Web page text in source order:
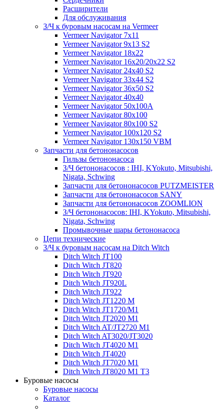
Расширители
Для обслуживания
З/Ч к буровым насосам на Vermeer
Vermeer Navigator 7x11
Vermeer Navigator 9x13 S2
Vermeer Navigator 18x22
Vermeer Navigator 16x20/20x22 S2
Vermeer Navigator 24x40 S2
Vermeer Navigator 33x44 S2
Vermeer Navigator 36x50 S2
Vermeer Navigator 40x40
Vermeer Navigator 50x100A
Vermeer Navigator 80x100
Vermeer Navigator 80x100 S2
Vermeer Navigator 100x120 S2
Vermeer Navigator 130x150 VBM
Запчасти для бетононасосов
Гильзы бетононасоса
З/Ч бетононасосов : IHI, KYokuto, Mitsubishi,
Nigata, Schwing
Запчасти для бетононасосов PUTZMEISTER
Запчасти для бетононасосов SANY
Запчасти для бетононасосов ZOOMLION
З/Ч бетононасосов: IHI, KYokuto, Mitsubishi,
Nigata, Schwing
Промывочные шары бетононасоса
Цепи технические
З/Ч к буровым насосам на Ditch Witch
Ditch Witch JT100
Ditch Witch JT820
Ditch Witch JT920
Ditch Witch JT920L
Ditch Witch JT922
Ditch Witch JT1220 M
Ditch Witch JT1720/M1
Ditch Witch JT2020 M1
Ditch Witch AT/JT2720 M1
Ditch Witch AT3020/JT3020
Ditch Witch JT4020 M1
Ditch Witch JT4020
Ditch Witch JT7020 M1
Ditch Witch JT8020 M1 T3
Буровые насосы
Буровые насосы
Каталог